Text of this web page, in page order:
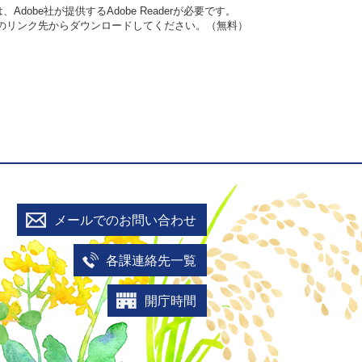
Adobe社が提供するAdobe Readerが必要です。
ンク先からダウンロードしてください。（無料）
メールでのお問い合わせ
各課連絡先一覧
開庁時間